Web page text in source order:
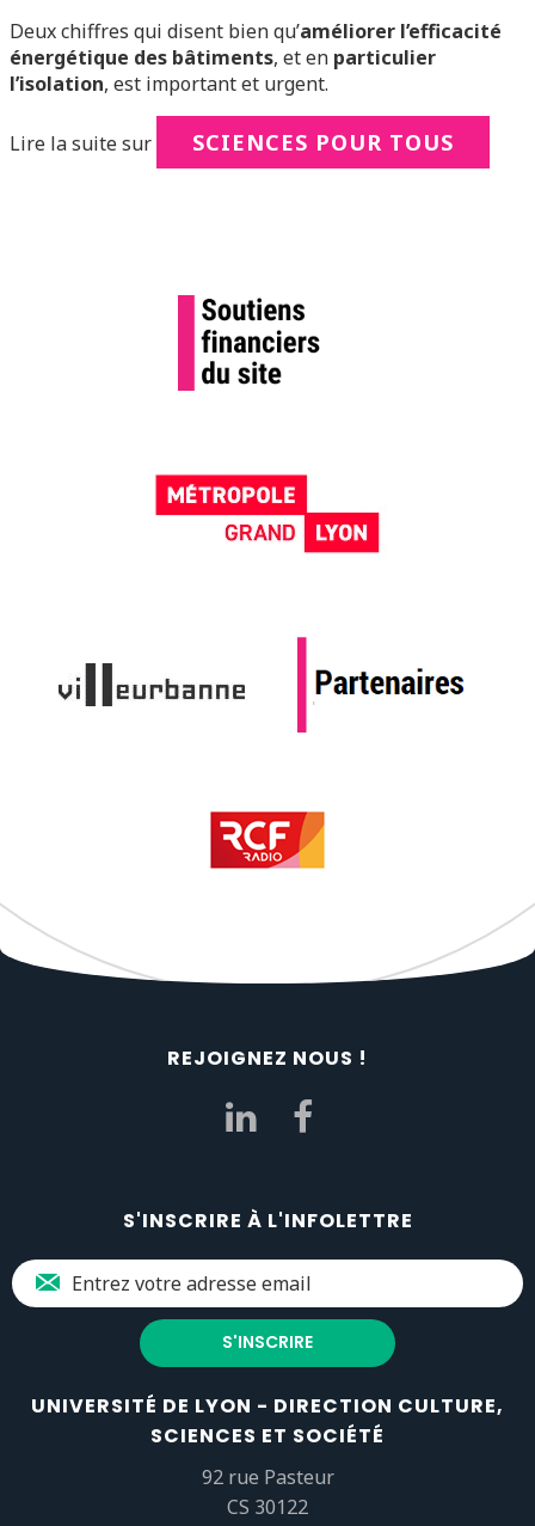
Deux chiffres qui disent bien qu’améliorer l’efficacité
énergétique des bâtiments, et en particulier
l’isolation, est important et urgent.
Lire la suite sur SCIENCES POUR TOUS
REJOIGNEZ NOUS !
S'INSCRIRE À L'INFOLETTRE
UNIVERSITÉ DE LYON - DIRECTION CULTURE,
SCIENCES ET SOCIÉTÉ
92 rue Pasteur
CS 30122